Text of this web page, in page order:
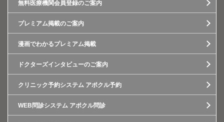
無料医療機関会員登録のご案内
プレミアム掲載のご案内
漫画でわかるプレミアム掲載
ドクターズインタビューのご案内
クリニック予約システム アポクル予約
WEB問診システム アポクル問診